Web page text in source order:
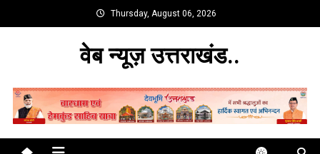
to
Thursday, August 06, 2026
वेब न्यूज़ उत्तराखंड..